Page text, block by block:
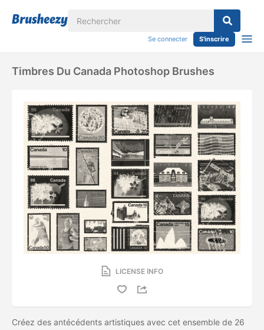
Se connecter S'inscrire
Timbres Du Canada Photoshop Brushes
LICENSE INFO
Créez des antécédents artistiques avec cet ensemble de 26